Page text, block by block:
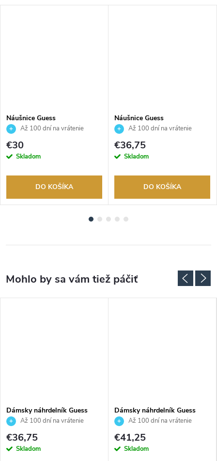
Náušnice Guess
JUBE05041JWRHT
Až 100 dní na vrátenie
tovaru. Autorizovaný predajca.
€30
Skladom
DO KOŠÍKA
Náušnice Guess
JUBE05462JWYGT
Až 100 dní na vrátenie
tovaru. Autorizovaný predajca.
€36,75
Skladom
DO KOŠÍKA
Dámsky náhrdelník Guess
JUBN06043JWRHT
Až 100 dní na vrátenie
tovaru. Autorizovaný predajca.
€36,75
Skladom
Dámsky náhrdelník Guess
JUBN04643JWYGT
Až 100 dní na vrátenie
tovaru. Autorizovaný predajca.
€41,25
Skladom